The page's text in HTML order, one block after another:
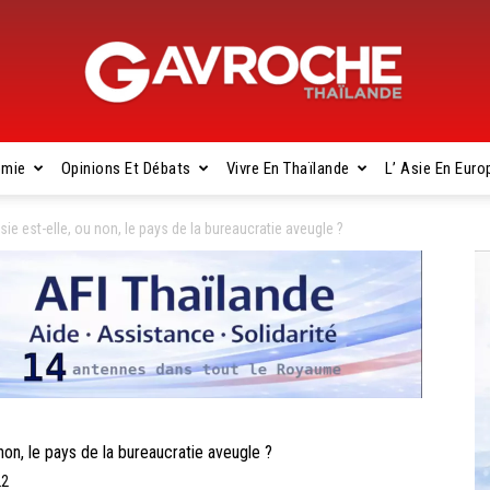
Gavroche
Thaïlande
Opinions Et Débats Vivre En Thaïlande L’ Asie En
est-elle, ou non, le pays de la bureaucratie aveugle ?
le pays de la bureaucratie aveugle ?